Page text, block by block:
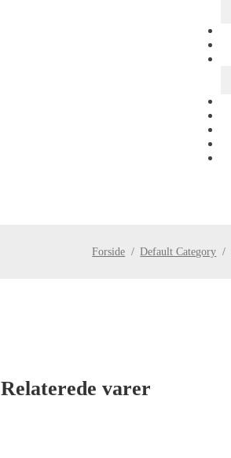
Forside / Default Category /
Relaterede varer